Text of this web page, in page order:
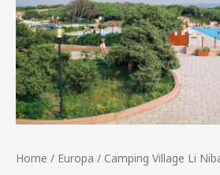
Home / Europa / Camping Village Li